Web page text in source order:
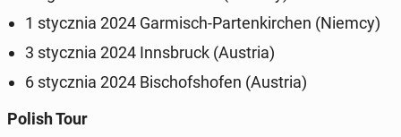
1 stycz­nia 2024 Gar­misch-Par­ten­kir­chen (Niemcy)
3 stycz­nia 2024 Inns­bruck (Austria)
6 stycz­nia 2024 Bi­scho­fsho­fen (Austria)
Polish Tour